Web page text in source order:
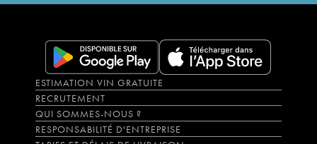
ESTIMATION VIN GRATUITE
RECRUTEMENT
QUI SOMMES-NOUS ?
RESPONSABILITÉ D'ENTREPRISE